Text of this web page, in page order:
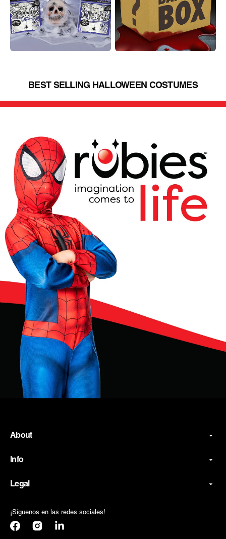
BEST SELLING HALLOWEEN COSTUMES
About
Info
Legal
¡Síguenos en las redes sociales!
FacebookInstagramTranslation